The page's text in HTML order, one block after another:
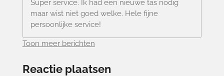
Super service. Ik had een nieuwe tas nodig
maar wist niet goed welke. Hele fijne
persoonlijke service!
Toon meer berichten
Reactie plaatsen